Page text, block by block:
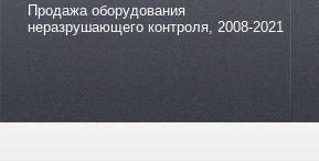
Продажа оборудования
неразрушающего контроля, 2008-2021